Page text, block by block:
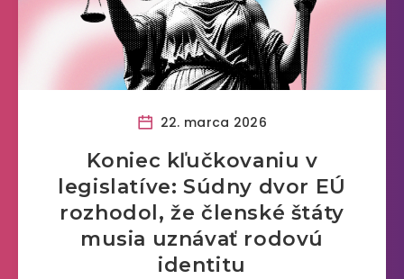
22. marca 2026
Koniec kľučkovaniu v
legislatíve: Súdny dvor EÚ
rozhodol, že členské štáty
musia uznávať rodovú
identitu